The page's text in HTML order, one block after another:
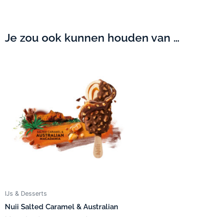
Je zou ook kunnen houden van …
IJs & Desserts
Nuii Salted Caramel & Australian